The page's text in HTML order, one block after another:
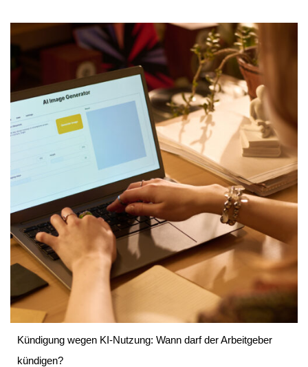
Kündigung wegen KI-Nutzung: Wann darf der Arbeitgeber
kündigen?